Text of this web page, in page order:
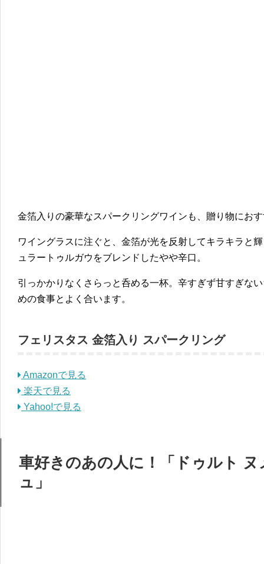
金箔入りの豪華なスパークリングワインも、贈り物にお
ワイングラスに注ぐと、金箔が光を反射してキラキラと
ュラートゥルガウをブレンドしたやや辛口。
引っかかりなくさらっと呑める一杯。辛すぎず甘すぎな
めの食事とよく合います。
フェリスタス 金箔入り スパークリング
Amazonで見る
楽天で見る
Yahoo!で見る
車好きのあの人に！「ドゥルト
ュ」